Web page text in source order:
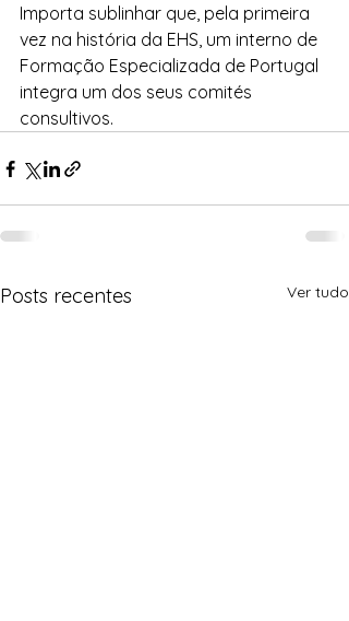
Importa sublinhar que, pela primeira
vez na história da EHS, um interno de
Formação Especializada de Portugal
integra um dos seus comités
consultivos.
Posts recentes Ver tudo